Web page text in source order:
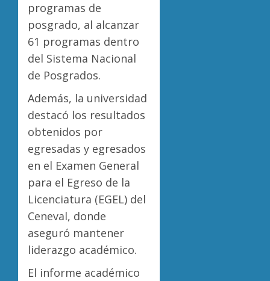
programas de
posgrado, al alcanzar
61 programas dentro
del Sistema Nacional
de Posgrados.
Además, la universidad
destacó los resultados
obtenidos por
egresadas y egresados
en el Examen General
para el Egreso de la
Licenciatura (EGEL) del
Ceneval, donde
aseguró mantener
liderazgo académico.
El informe académico